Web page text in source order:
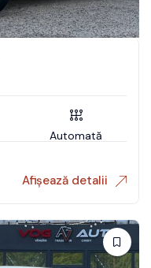
Automată
Afișează detalii